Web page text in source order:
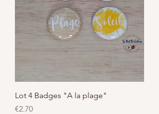
Lot 4 Badges "A la plage"
Price
€2.70